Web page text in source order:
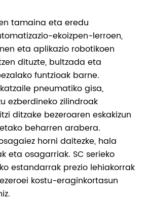
tamaina eta eredu
ekoizpen-lerroen,
eta aplikazio robotikoen
dituzte, bultzada eta
funtzioak barne.
pneumatiko gisa,
ezberdineko zilindroak
ditzake bezeroaren eskakizun
beharren arabera.
horni daitezke, hala
eta osagarriak. SC serieko
estandarrak prezio lehiakorrak
kostu-eraginkortasun